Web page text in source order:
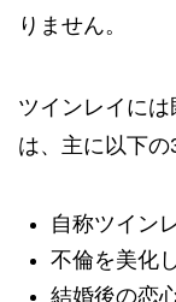
りません。
ツインレイに
は、主に以下の
自称ツイン
不倫を美化
結婚後の恋